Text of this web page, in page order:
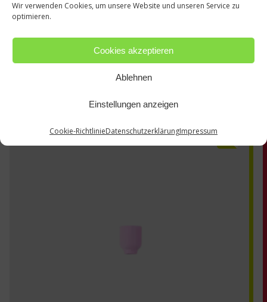
Wir verwenden Cookies, um unsere Website und unseren Service zu
optimieren.
Cookies akzeptieren
Ablehnen
Einstellungen anzeigen
Cookie-RichtlinieDatenschutzerklärungImpressum